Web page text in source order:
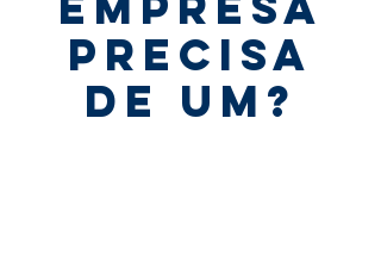
PRECISA
DE UM?